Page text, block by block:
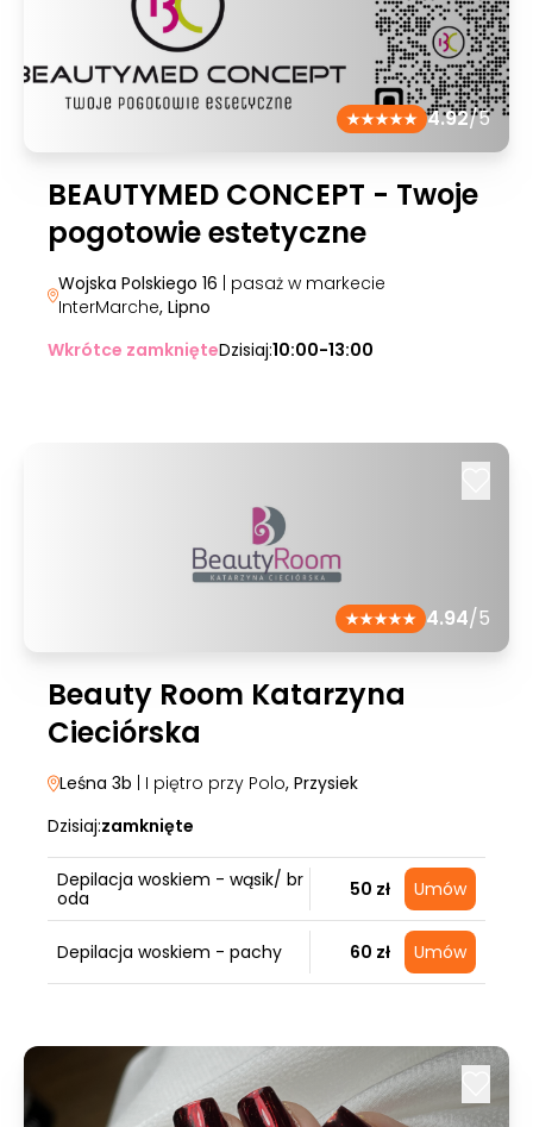
4.92/5
BEAUTYMED CONCEPT - Twoje
pogotowie estetyczne
Wojska Polskiego 16 | pasaż w markecie
InterMarche, Lipno
Wkrótce zamknięteDzisiaj:10:00-13:00
4.94/5
Beauty Room Katarzyna
Cieciórska
Leśna 3b | I piętro przy Polo, Przysiek
Dzisiaj:zamknięte
Depilacja woskiem - wąsik/ br
oda
50 zł Umów
Depilacja woskiem - pachy 60 zł Umów